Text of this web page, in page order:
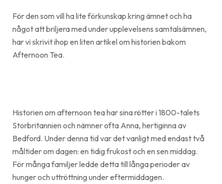
För den som vill ha lite förkunskap kring ämnet och ha
något att briljera med under upplevelsens samtalsämnen,
har vi skrivit ihop en liten artikel om historien bakom
Afternoon Tea.
Historien om afternoon tea har sina rötter i 1800-talets
Storbritannien och nämner ofta Anna, hertiginna av
Bedford. Under denna tid var det vanligt med endast två
måltider om dagen: en tidig frukost och en sen middag.
För många familjer ledde detta till långa perioder av
hunger och uttröttning under eftermiddagen.